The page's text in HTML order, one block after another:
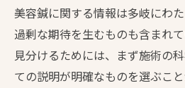
美容鍼に関する情報は多岐にわ
過剰な期待を生むものも含まれ
見分けるためには、まず施術の
ての説明が明確なものを選ぶこと